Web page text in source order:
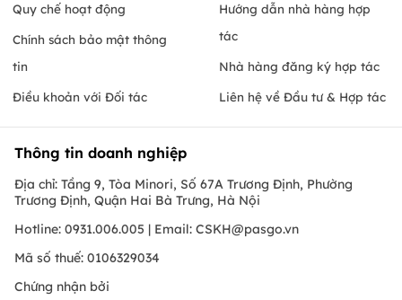
Quy chế hoạt động
Chính sách bảo mật thông
tin
Điều khoản với Đối tác
Hướng dẫn nhà hàng hợp
tác
Nhà hàng đăng ký hợp tác
Liên hệ về Đầu tư & Hợp tác
Thông tin doanh nghiệp
Địa chỉ: Tầng 9, Tòa Minori, Số 67A Trương Định, Phường
Trương Định, Quận Hai Bà Trưng, Hà Nội
Hotline: 0931.006.005 | Email: CSKH@pasgo.vn
Mã số thuế: 0106329034
Chứng nhận bởi